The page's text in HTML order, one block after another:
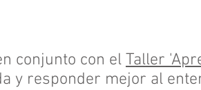
conjunto con el Taller
y responder mejor al